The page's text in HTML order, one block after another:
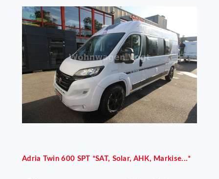
Adria Twin 600 SPT *SAT, Solar, AHK, Markise...*